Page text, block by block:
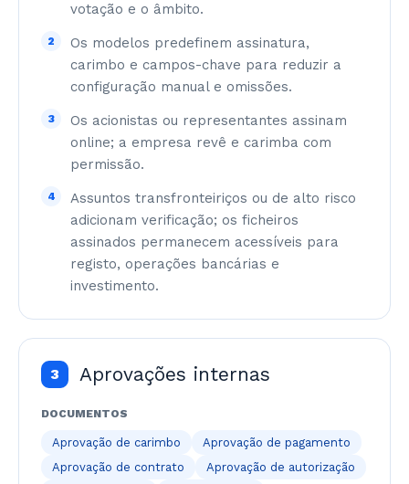
votação e o âmbito.
2
Os modelos predefinem assinatura,
carimbo e campos-chave para reduzir a
configuração manual e omissões.
3
Os acionistas ou representantes assinam
online; a empresa revê e carimba com
permissão.
4
Assuntos transfronteiriços ou de alto risco
adicionam verificação; os ficheiros
assinados permanecem acessíveis para
registo, operações bancárias e
investimento.
3 Aprovações internas
DOCUMENTOS
Aprovação de carimbo
Aprovação de pagamento
Aprovação de contrato
Aprovação de autorização